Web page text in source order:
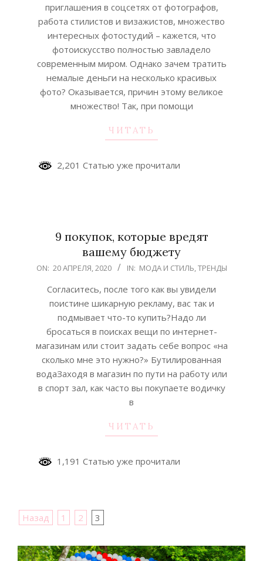
приглашения в соцсетях от фотографов,
работа стилистов и визажистов, множество
интересных фотостудий – кажется, что
фотоискусство полностью завладело
современным миром. Однако зачем тратить
немалые деньги на несколько красивых
фото? Оказывается, причин этому великое
множество! Так, при помощи
ЧИТАТЬ
2,201 Статью уже прочитали
9 покупок, которые вредят
вашему бюджету
2020-
ON: 20 АПРЕЛЯ, 2020 IN: МОДА И СТИЛЬ,ТРЕНДЫ
Согласитесь, после того как вы увидели
поистине шикарную рекламу, вас так и
подмывает что-то купить?Надо ли
бросаться в поисках вещи по интернет-
магазинам или стоит задать себе вопрос «на
сколько мне это нужно?» Бутилированная
водаЗаходя в магазин по пути на работу или
в спорт зал, как часто вы покупаете водичку
в
ЧИТАТЬ
1,191 Статью уже прочитали
Пагинация
Назад 1 2 3